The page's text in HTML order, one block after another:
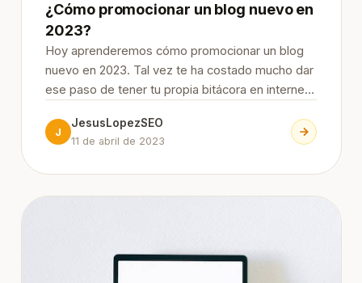
¿Cómo promocionar un blog nuevo en
2023?
Hoy aprenderemos cómo promocionar un blog
nuevo en 2023. Tal vez te ha costado mucho dar
ese paso de tener tu propia bitácora en internet.
aparte de tomar decisiones importantes para
ponerla en marcha. Pero, aún así, te cuesta
J
JesusLopezSEO
11 de abril de 2023